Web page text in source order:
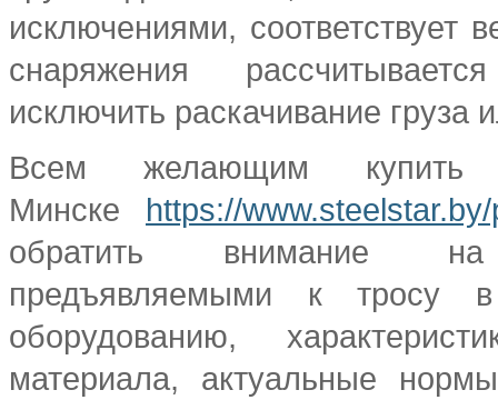
исключениями, соответствует
снаряжения
исключить раскачивание груза
Всем желающим купить
Минске https://
обратить внимание на
предъявляемыми к тросу
оборудованию,
материала, актуальные